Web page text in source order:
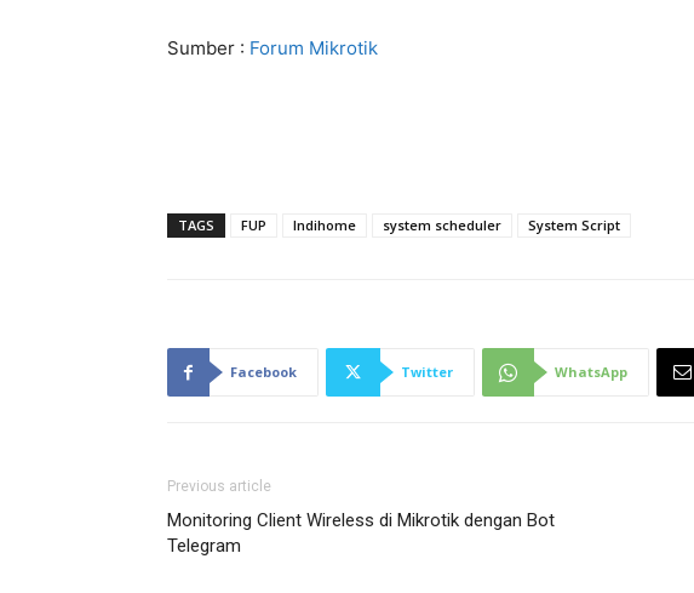
Sumber : Forum Mikrotik
TAGS FUP Indihome system scheduler System Script
Facebook Twitter WhatsApp
Previous article
Monitoring Client Wireless di Mikrotik dengan Bot
Telegram